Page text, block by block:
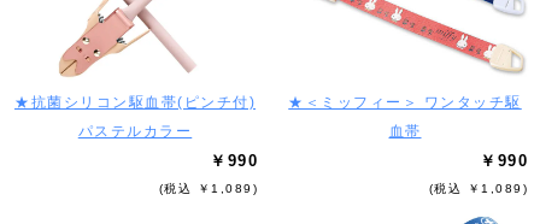
★抗菌シリコン駆血帯(ピンチ付)
パステルカラー
￥990
(税込 ￥1,089)
★＜ミッフィー＞ ワンタッチ駆
血帯
￥990
(税込 ￥1,089)